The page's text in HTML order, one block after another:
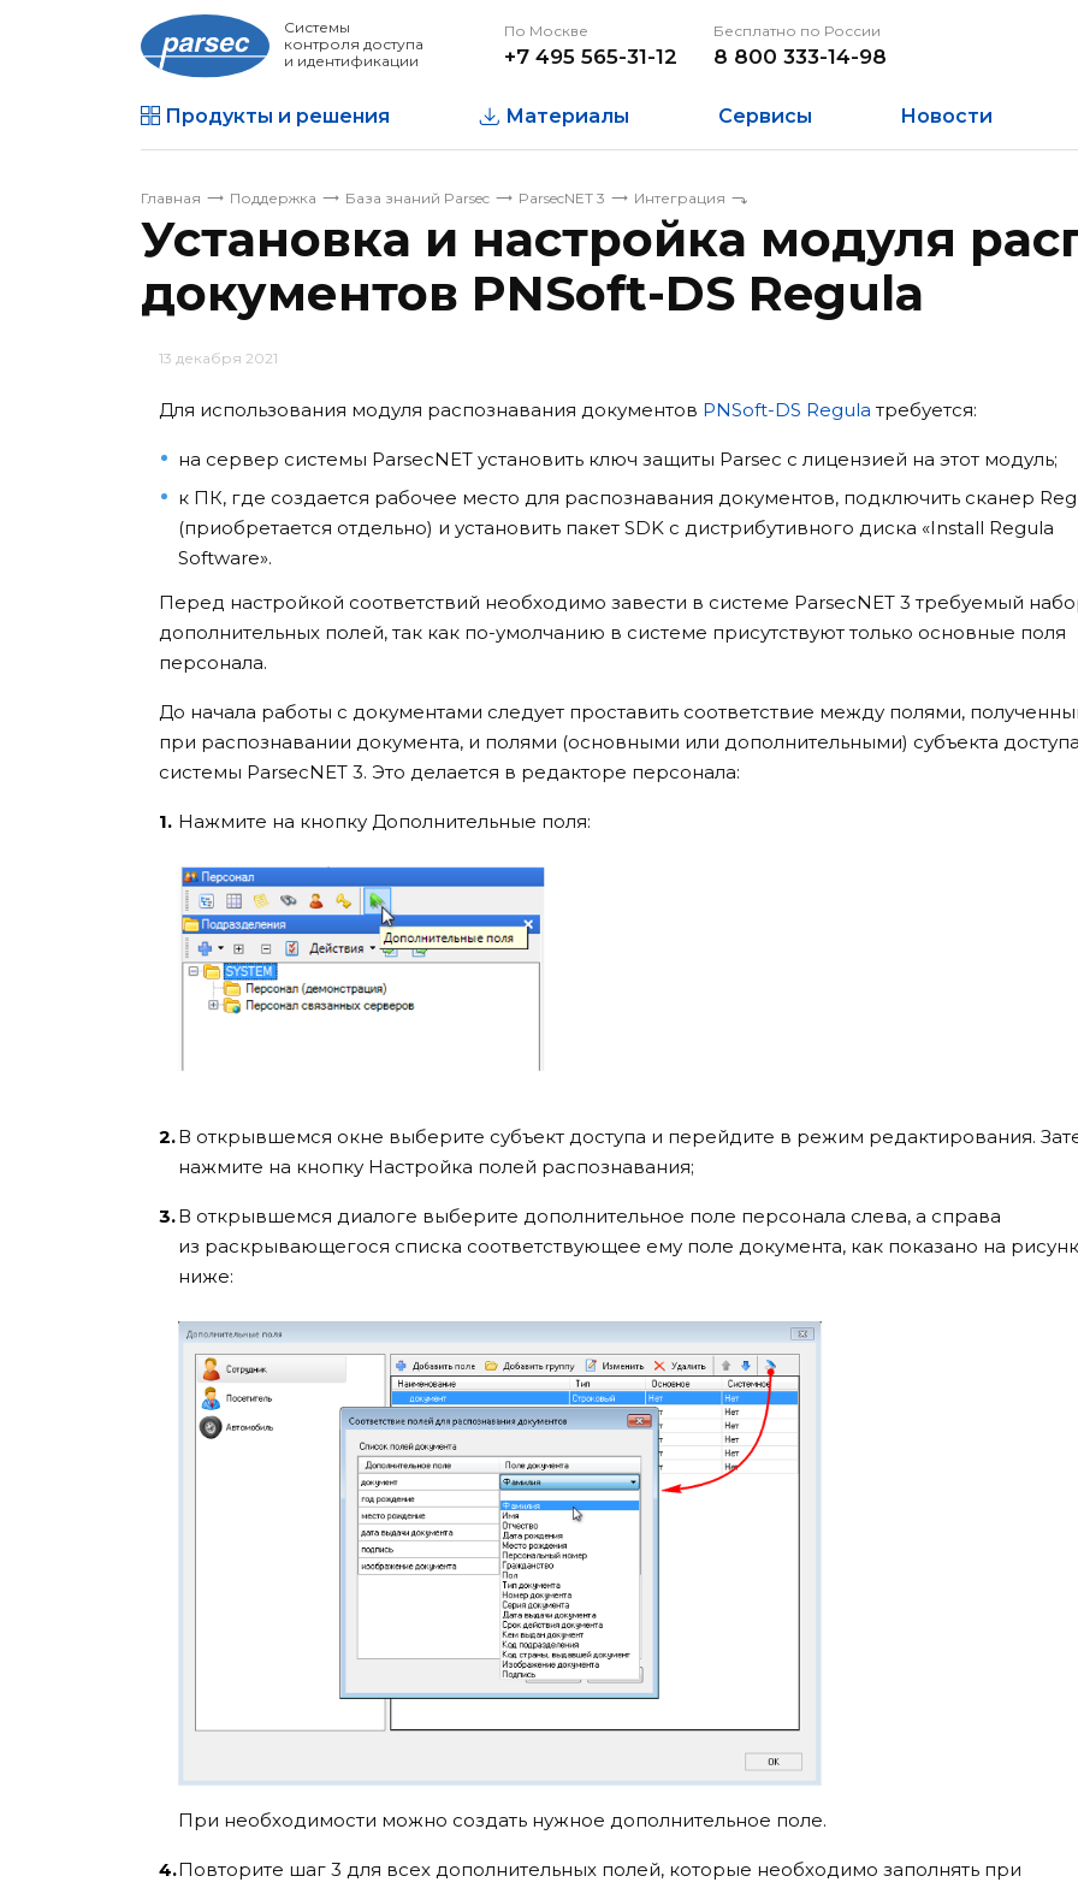
Системы
контроля доступа
и идентификации
По Москве
+7 495 565-31-12
Бесплатно по России
8 800 333-14-98
Продукты и решения Материалы Сервисы Новости
Главная Поддержка База знаний Parsec ParsecNET 3 Интеграция
Установка и настройка модуля
документов PNSoft-DS Regula
13 декабря 2021
Для использования модуля распознавания документов PNSoft-DS Regula требуется:
на сервер системы ParsecNET установить ключ защиты Parsec с лицензией на этот модуль;
к ПК, где создается рабочее место для распознавания документов, подключить сканер
(приобретается отдельно) и установить пакет SDK с дистрибутивного диска «Install Regula
Software».
Перед настройкой соответствий необходимо завести в системе ParsecNET 3 требуемый
дополнительных полей, так как по-умолчанию в системе присутствуют только основные поля
персонала.
До начала работы с документами следует проставить соответствие между полями,
при распознавании документа, и полями (основными или дополнительными) субъекта доступа
системы ParsecNET 3. Это делается в редакторе персонала:
Нажмите на кнопку Дополнительные поля:
В открывшемся окне выберите субъект доступа и перейдите в режим редактирования.
нажмите на кнопку Настройка полей распознавания;
В открывшемся диалоге выберите дополнительное поле персонала слева, а справа
из раскрывающегося списка соответствующее ему поле документа, как показано на
ниже:
При необходимости можно создать нужное дополнительное поле.
Повторите шаг 3 для всех дополнительных полей, которые необходимо заполнять при